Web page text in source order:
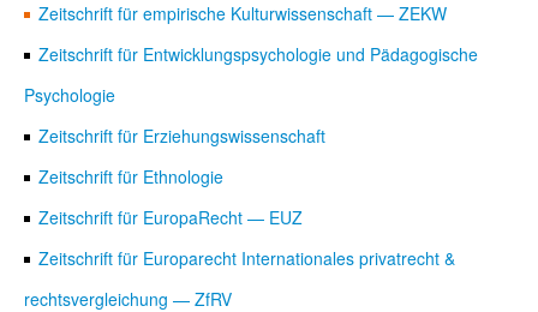
Zeitschrift für empirische Kulturwissenschaft — ZEKW
Zeitschrift für Entwicklungspsychologie und Pädagogische
Psychologie
Zeitschrift für Erziehungswissenschaft
Zeitschrift für Ethnologie
Zeitschrift für EuropaRecht — EUZ
Zeitschrift für Europarecht Internationales privatrecht &
rechtsvergleichung — ZfRV